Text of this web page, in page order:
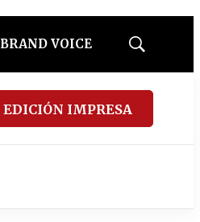
BRAND VOICE
Mostrar
EDICIÓN IMPRESA